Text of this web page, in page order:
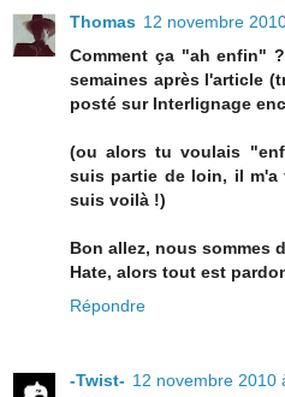
Thomas 12 novembre
Comment ça "ah enfin"
semaines après l'article
posté sur Interlignage
(ou alors tu voulais
suis partie de loin, il m'a
suis voilà !)
Bon allez, nous sommes
Hate, alors tout est
Répondre
-Twist- 12 novembre 2010